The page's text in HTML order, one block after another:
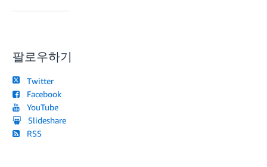
팔로우하기
Twitter
Facebook
YouTube
Slideshare
RSS